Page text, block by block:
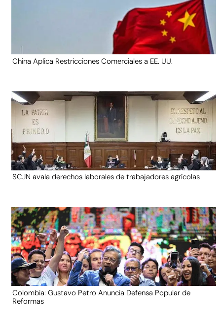
China Aplica Restricciones Comerciales a EE. UU.
SCJN avala derechos laborales de trabajadores agrícolas
Colombia: Gustavo Petro Anuncia Defensa Popular de
Reformas